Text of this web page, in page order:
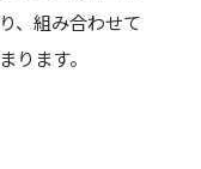
、組み合わせて
ります。